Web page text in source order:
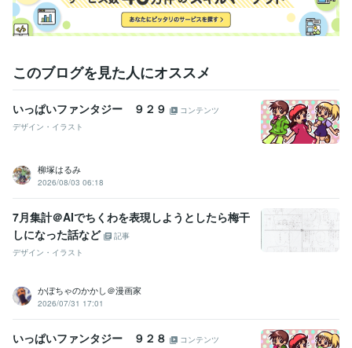
このブログを見た人にオススメ
いっぱいファンタジー ９２９
コンテンツ
デザイン・イラスト
柳塚はるみ
2026/08/03 06:18
7月集計＠AIでちくわを表現しようとしたら梅干
しになった話など
記事
デザイン・イラスト
かぼちゃのかかし＠漫画家
2026/07/31 17:01
いっぱいファンタジー ９２８
コンテンツ